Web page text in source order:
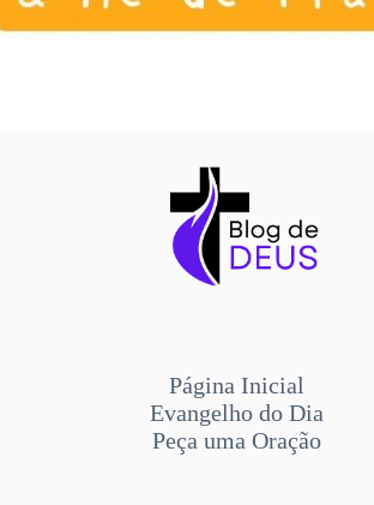
Página Inicial
Evangelho do Dia
Peça uma Oração